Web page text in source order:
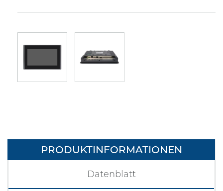
PRODUKTINFORMATIONEN
Datenblatt